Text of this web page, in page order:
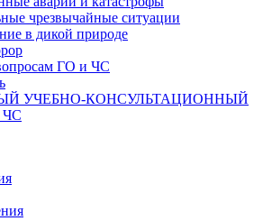
чрезвычайные ситуации
в дикой природе
ГО и ЧС
УЧЕБНО-КОНСУЛЬТАЦИОННЫЙ